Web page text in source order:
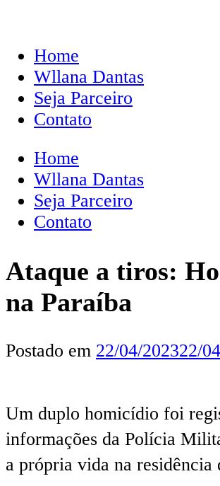
Home
Wllana Dantas
Seja Parceiro
Contato
Home
Wllana Dantas
Seja Parceiro
Contato
Ataque a tiros:
na Paraíba
Postado em 22/04/202322/
Um duplo homicídio foi
informações da Polícia
a própria vida na residência